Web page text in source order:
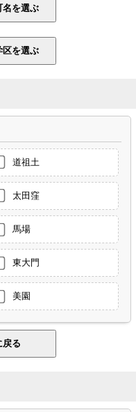
道祖土
太田窪
馬場
東大門
美園